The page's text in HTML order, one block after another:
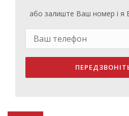
або залиште Ваш номер і я